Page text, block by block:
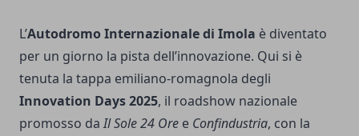
L’Autodromo Internazionale di Imola è diventato
per un giorno la pista dell’innovazione. Qui si è
tenuta la tappa emiliano-romagnola degli
Innovation Days 2025, il roadshow nazionale
promosso daIl Sole 24 Ore e Confindustria, con la